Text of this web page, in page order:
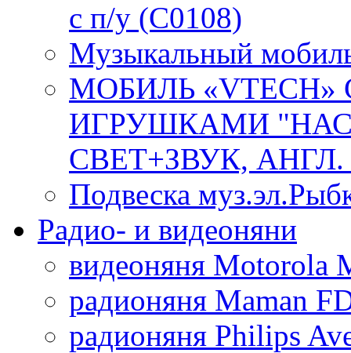
с п/у (C0108)
Музыкальный
МОБИЛЬ
ИГРУШКАМИ
СВЕТ+ЗВУК, АНГЛ.
Подвеска
Радио- и видеоняни
видеоняня Motorola
радионяня Maman
радионяня Philips